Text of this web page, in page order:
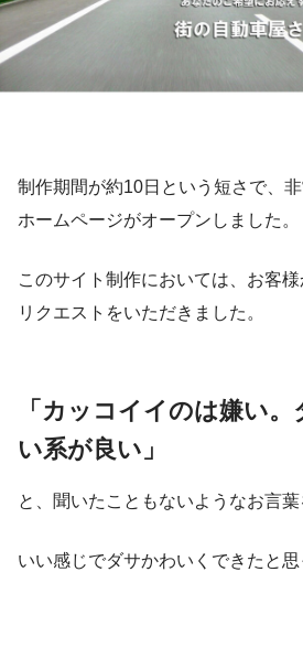
制作期間が約10日という短さで、
ホームページがオープンしました。
このサイト制作においては、お客
リクエストをいただきました。
「カッコイイのは嫌い
い系が良い」
と、聞いたこともないようなお言葉
いい感じでダサかわいくできたと思